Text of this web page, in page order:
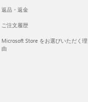
返品・返金
ご注文履歴
Microsoft Store をお選びいただく理
由